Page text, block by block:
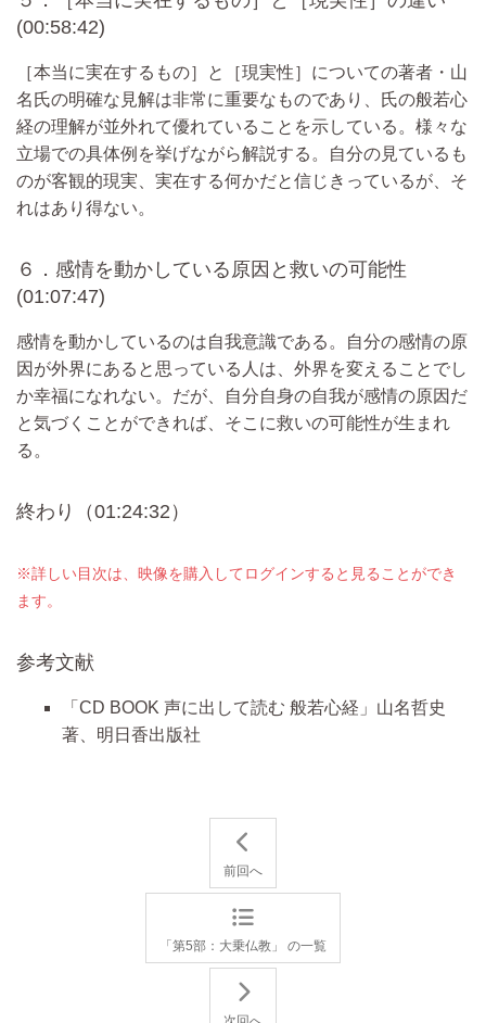
(00:58:42)
［本当に実在するもの］と［現実性］についての著者・山
名氏の明確な見解は非常に重要なものであり、氏の般若心
経の理解が並外れて優れていることを示している。様々な
立場での具体例を挙げながら解説する。自分の見ているも
のが客観的現実、実在する何かだと信じきっているが、そ
れはあり得ない。
６．感情を動かしている原因と救いの可能性
(01:07:47)
感情を動かしているのは自我意識である。自分の感情の原
因が外界にあると思っている人は、外界を変えることでし
か幸福になれない。だが、自分自身の自我が感情の原因だ
と気づくことができれば、そこに救いの可能性が生まれ
る。
終わり（01:24:32）
※詳しい目次は、映像を購入してログインすると見ることができ
ます。
参考文献
「CD BOOK 声に出して読む 般若心経」山名哲史
著、明日香出版社
前回へ
「第5部：大乗仏教」 の一覧